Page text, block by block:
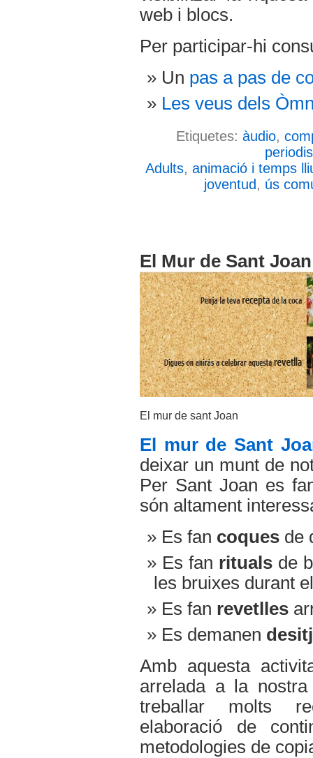
web i blocs.
Per participar-hi
Un pas a pas de
Les veus dels
Etiquetes: àudio,
Adults, animació i temps
joventud , ús
El Mur de Sant Joan
El mur de sant Joan
El mur de Sant
deixar un munt de
Per Sant Joan es
són altament
Es fan coques de
Es fan rituals de
les bruixes durant
Es fan revetlles
Es demanen
Amb aquesta
arrelada a la
treballar molts
elaboració de
metodologies de